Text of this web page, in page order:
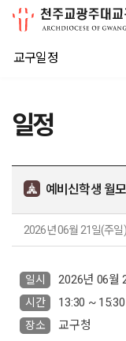
교구일정
일정
예비신학생 월
2026년 06월 21일(주일)
일시 2026년 06월
시간 13:30 ~ 15:30
장소 교구청